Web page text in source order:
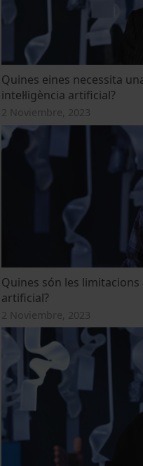
Quines eines necessita
intel·ligència artificial?
2 Noviembre, 2023
Quines són les limitacions
artificial?
2 Noviembre, 2023